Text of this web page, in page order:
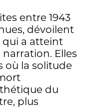
entre 1943
dévoilent
qui a atteint
Elles
où la solitude
du
plus